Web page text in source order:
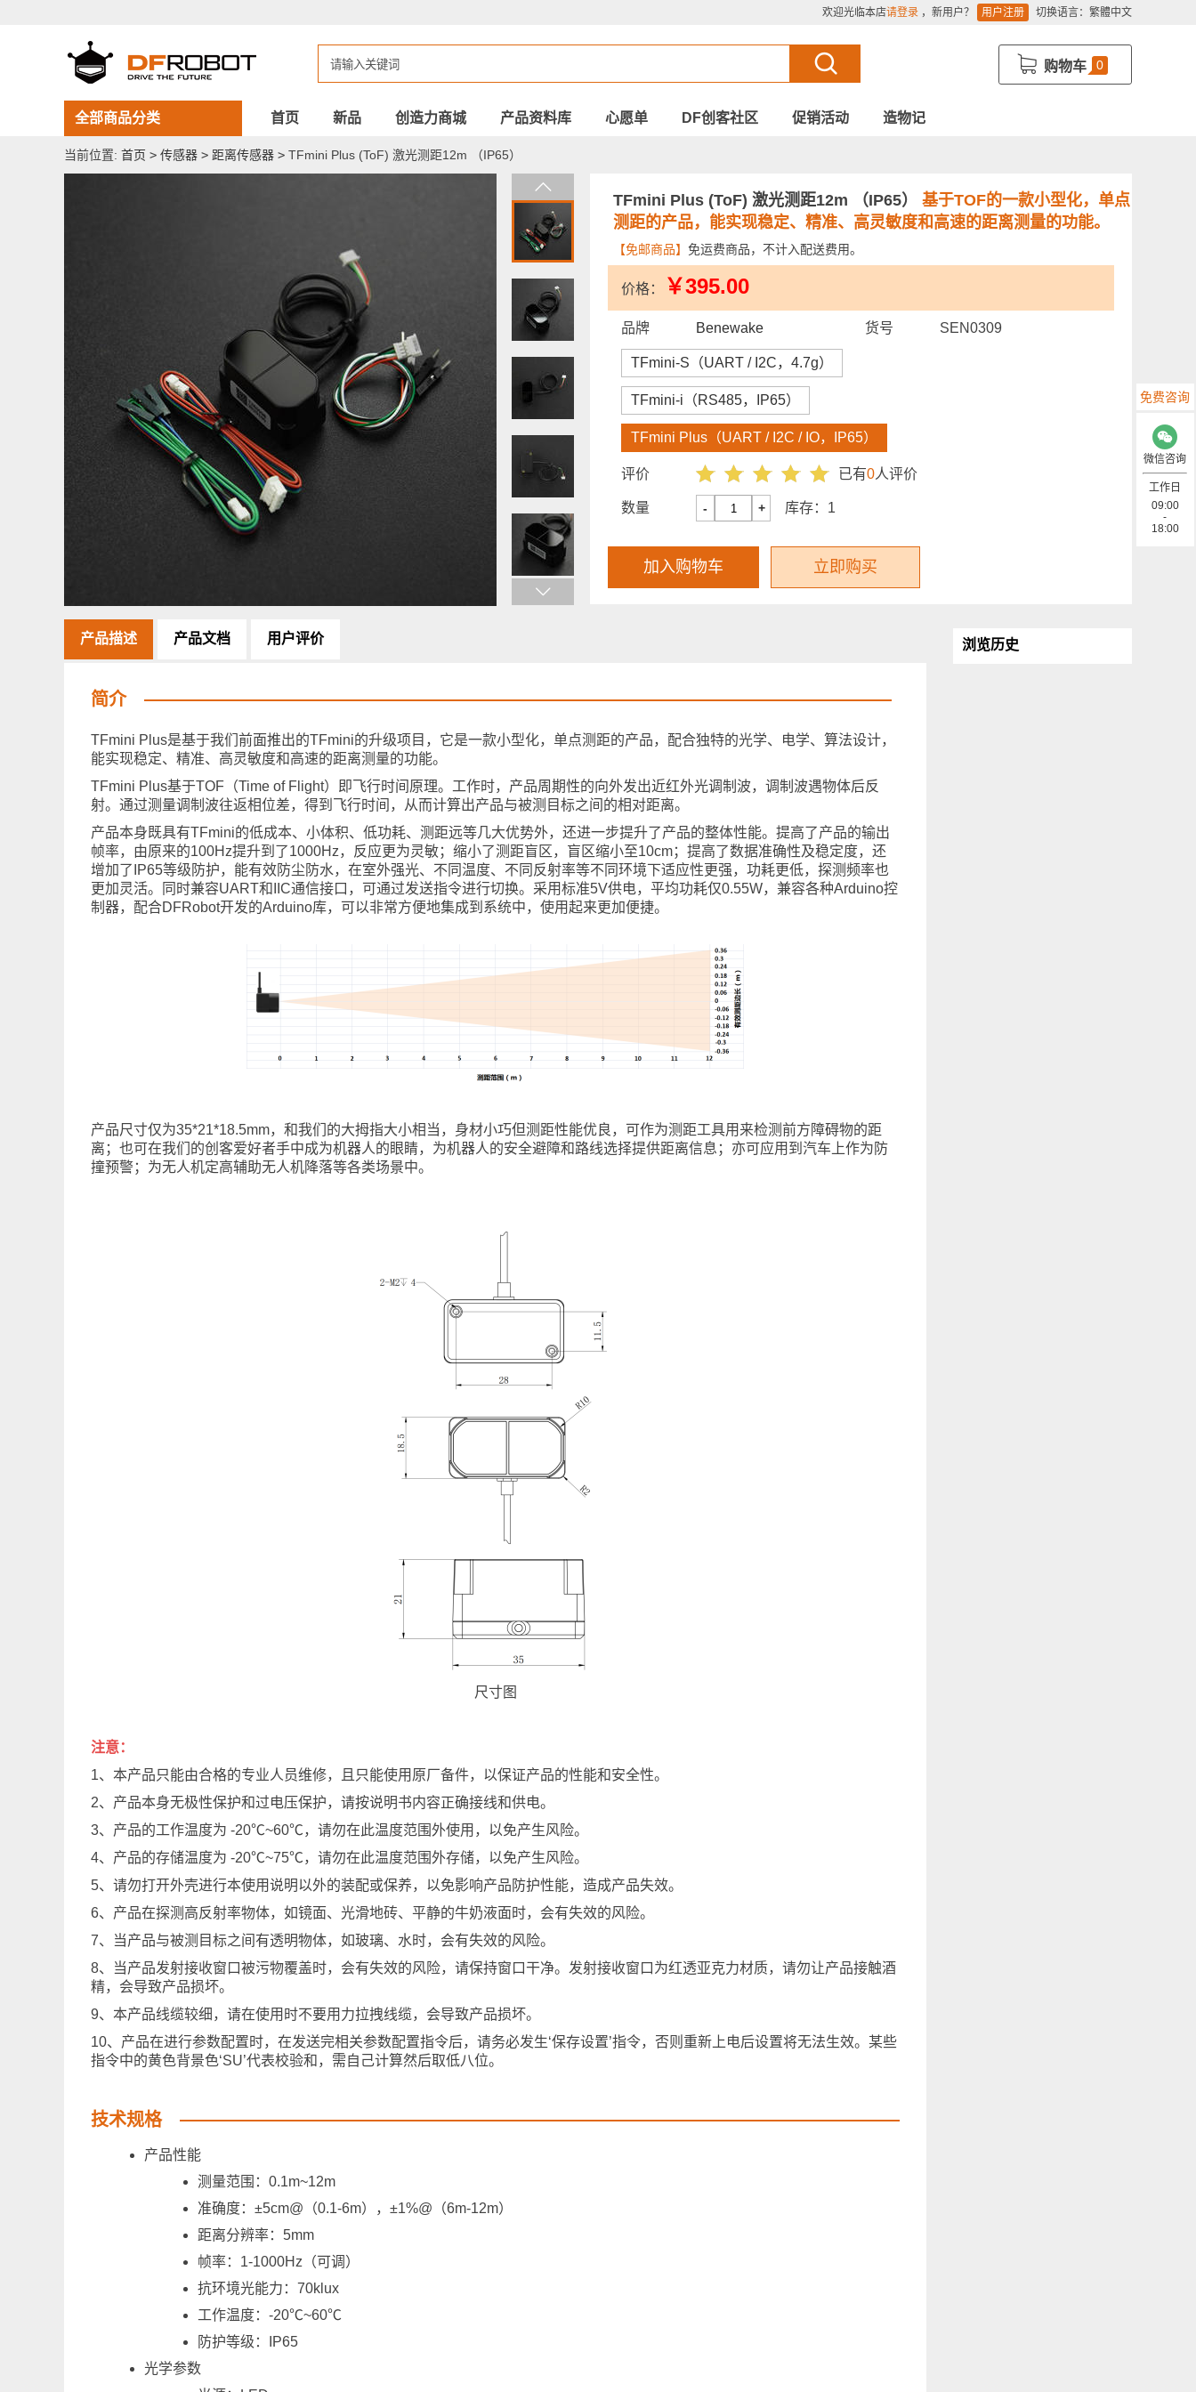
（IP65）
欢迎光临本店请登录 ，新用户？ 用户注册 切换语言： 繁體中文
购物车 0
全部商品分类 首页 新品 创造力商城 产品资料库 心愿单 DF创客社区 促销活动 造物记
当前位置: 首页 > 传感器 > 距离传感器 > TFmini Plus (ToF) 激光测距12m （IP65）
TFmini Plus (ToF) 激光测距12m （IP65） 基于TOF的一款小型化，单点
测距的产品，能实现稳定、精准、高灵敏度和高速的距离测量的功能。
【免邮商品】 免运费商品，不计入配送费用。
价格： ￥395.00
品牌 Benewake 货号 SEN0309
TFmini-S（UART / I2C，4.7g）
TFmini-i（RS485，IP65）
TFmini Plus（UART / I2C / IO，IP65）
评价 已有0人评价
数量 - + 库存： 1
加入购物车 立即购买
产品描述 产品文档 用户评价
简介
TFmini Plus是基于我们前面推出的TFmini的升级项目，它是一款小型化，单点测距的产品，配合独特的光学、电学、算法设计，
能实现稳定、精准、高灵敏度和高速的距离测量的功能。
TFmini Plus基于TOF（Time of Flight）即飞行时间原理。工作时，产品周期性的向外发出近红外光调制波，调制波遇物体后反
射。通过测量调制波往返相位差，得到飞行时间，从而计算出产品与被测目标之间的相对距离。
产品本身既具有TFmini的低成本、小体积、低功耗、测距远等几大优势外，还进一步提升了产品的整体性能。提高了产品的输出
帧率，由原来的100Hz提升到了1000Hz，反应更为灵敏；缩小了测距盲区，盲区缩小至10cm；提高了数据准确性及稳定度，还
增加了IP65等级防护，能有效防尘防水，在室外强光、不同温度、不同反射率等不同环境下适应性更强，功耗更低，探测频率也
更加灵活。同时兼容UART和IIC通信接口，可通过发送指令进行切换。采用标准5V供电，平均功耗仅0.55W，兼容各种Arduino控
制器，配合DFRobot开发的Arduino库，可以非常方便地集成到系统中，使用起来更加便捷。
产品尺寸仅为35*21*18.5mm，和我们的大拇指大小相当，身材小巧但测距性能优良，可作为测距工具用来检测前方障碍物的距
离；也可在我们的创客爱好者手中成为机器人的眼睛，为机器人的安全避障和路线选择提供距离信息；亦可应用到汽车上作为防
撞预警；为无人机定高辅助无人机降落等各类场景中。
尺寸图
注意：
1、本产品只能由合格的专业人员维修，且只能使用原厂备件，以保证产品的性能和安全性。
2、产品本身无极性保护和过电压保护，请按说明书内容正确接线和供电。
3、产品的工作温度为 -20℃~60℃，请勿在此温度范围外使用，以免产生风险。
4、产品的存储温度为 -20℃~75℃，请勿在此温度范围外存储，以免产生风险。
5、请勿打开外壳进行本使用说明以外的装配或保养，以免影响产品防护性能，造成产品失效。
6、产品在探测高反射率物体，如镜面、光滑地砖、平静的牛奶液面时，会有失效的风险。
7、当产品与被测目标之间有透明物体，如玻璃、水时，会有失效的风险。
8、当产品发射接收窗口被污物覆盖时，会有失效的风险，请保持窗口干净。发射接收窗口为红透亚克力材质，请勿让产品接触酒
精，会导致产品损坏。
9、本产品线缆较细，请在使用时不要用力拉拽线缆，会导致产品损坏。
10、产品在进行参数配置时，在发送完相关参数配置指令后，请务必发生‘保存设置’指令，否则重新上电后设置将无法生效。某些
指令中的黄色背景色‘SU’代表校验和，需自己计算然后取低八位。
技术规格
产品性能
测量范围：0.1m~12m
准确度：±5cm@（0.1-6m），±1%@（6m-12m）
距离分辨率：5mm
帧率：1-1000Hz（可调）
抗环境光能力：70klux
工作温度：-20℃~60℃
防护等级：IP65
光学参数
浏览历史
免费咨询
微信咨询
工作日
09:00
-
18:00